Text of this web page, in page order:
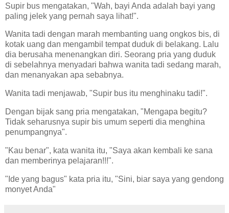
Supir bus mengatakan, "Wah, bayi Anda adalah bayi yang
paling jelek yang pernah saya lihat!".
Wanita tadi dengan marah membanting uang ongkos bis, di
kotak uang dan mengambil tempat duduk di belakang. Lalu
dia berusaha menenangkan diri. Seorang pria yang duduk
di sebelahnya menyadari bahwa wanita tadi sedang marah,
dan menanyakan apa sebabnya.
Wanita tadi menjawab, "Supir bus itu menghinaku tadi!".
Dengan bijak sang pria mengatakan, "Mengapa begitu?
Tidak seharusnya supir bis umum seperti dia menghina
penumpangnya".
"Kau benar", kata wanita itu, "Saya akan kembali ke sana
dan memberinya pelajaran!!!".
"Ide yang bagus" kata pria itu, "Sini, biar saya yang gendong
monyet Anda"